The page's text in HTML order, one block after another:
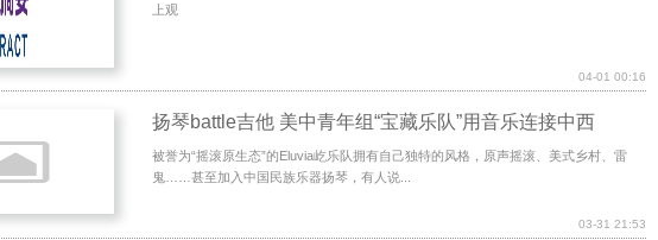
上观
04-01 00:16
扬琴battle吉他 美中青年组“宝藏乐队”用音乐连接中西
被誉为“摇滚原生态”的Eluvia屹乐队拥有自己独特的风格，原声摇滚、美式乡村、雷
鬼……甚至加入中国民族乐器扬琴，有人说...
03-31 21:53